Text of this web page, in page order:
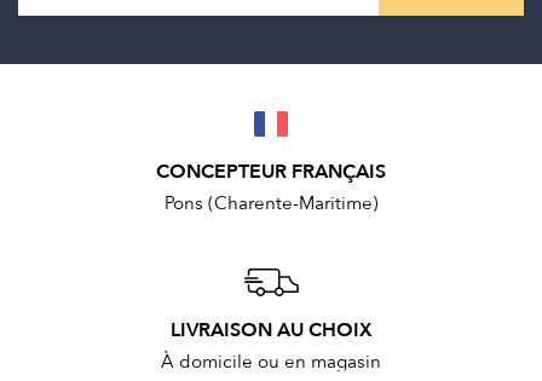
CONCEPTEUR FRANÇAIS
Pons (Charente-Maritime)
LIVRAISON AU CHOIX
À domicile ou en magasin